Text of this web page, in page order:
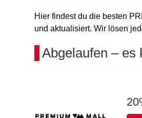
Hier findest du die besten
und aktualisiert. Wir lösen
Abgelaufen – es